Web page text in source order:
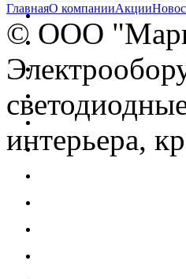
ГлавнаяО компанииАкции
© OOO
интерьера,